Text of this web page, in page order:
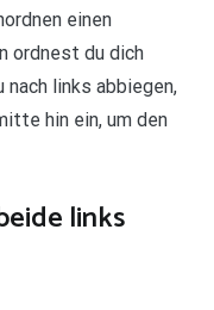
einen
ordnest du dich
links abbiegen,
hin ein, um den
links